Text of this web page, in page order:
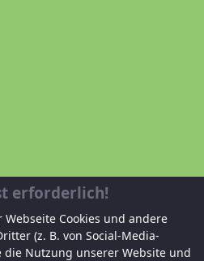
erforderlich!
Cookies und andere
(z. B. von Social-Media-
die Nutzung unserer Website und